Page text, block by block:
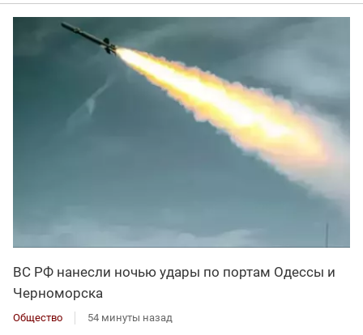
ВС РФ нанесли ночью удары по портам Одессы и
Черноморска
Общество 54 минуты назад